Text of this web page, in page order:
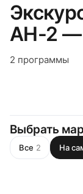
АН-2 —
2 программы
Выбрать
Все 2 На